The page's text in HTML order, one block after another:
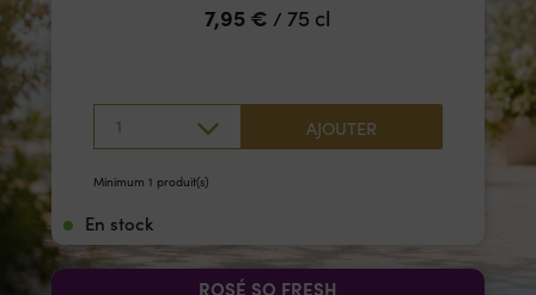
7,95 € / 75 cl
1 AJOUTER
Minimum 1 produit(s)
En stock
ROSÉ SO FRESH